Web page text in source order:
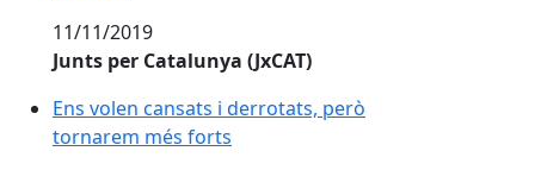
11/11/2019
Junts per Catalunya (JxCAT)
Ens volen cansats i derrotats, però
tornarem més forts